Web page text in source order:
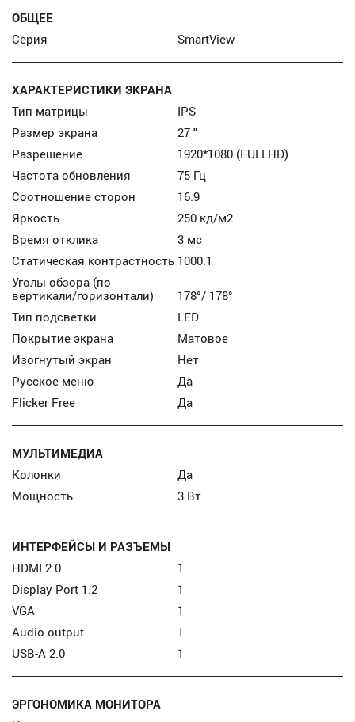
ОБЩЕЕ
Серия
SmartView
ХАРАКТЕРИСТИКИ ЭКРАНА
Тип матрицы
IPS
Размер экрана
27 "
Разрешение
1920*1080 (FULLHD)
Частота обновления
75 Гц
Соотношение сторон
16:9
Яркость
250 кд/м2
Время отклика
3 мс
Статическая контрастность 1000:1
Уголы обзора (по
вертикали/горизонтали)
178°/ 178°
Тип подсветки
LED
Покрытие экрана
Матовое
Изогнутый экран
Нет
Русское меню
Да
Flicker Free
Да
МУЛЬТИМЕДИА
Колонки
Да
Мощность
3 Вт
ИНТЕРФЕЙСЫ И РАЗЪЕМЫ
HDMI 2.0
1
Display Port 1.2
1
VGA
1
Audio output
1
USB-А 2.0
1
ЭРГОНОМИКА МОНИТОРА